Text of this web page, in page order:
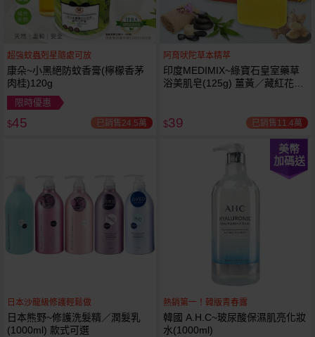
超強蚊蟲剋星隨處可放
康朵~小黑絕防蚊香膏(檸檬香茅
肉桂)120g
限時優惠
$45 已銷售24.5萬
阿育吠陀草本精萃
印度MEDIMIX~綠寶石皇室藥草
浴美肌皂(125g) 薑黃／藏紅花／
$39 已銷售11.4萬
日本沙龍級修護輕鬆做
日本熊野~修護洗髮精／潤髮乳
(1000ml) 款式可選
美幣
加碼送
熱銷第一！韓版青春露
韓國 A.H.C~玻尿酸保濕肌亮化妝
水(1000ml)